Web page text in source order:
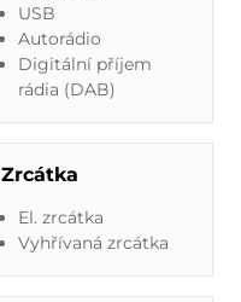
USB
Autorádio
Digitální příjem
rádia (DAB)
Zrcátka
El. zrcátka
Vyhřívaná zrcátka